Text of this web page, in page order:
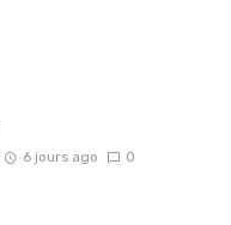
6 jours ago 0